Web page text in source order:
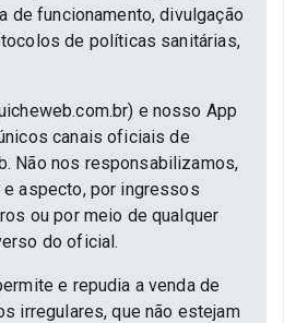
de funcionamento, divulgação
de políticas sanitárias,
e nosso App
canais oficiais de
Não nos responsabilizamos,
aspecto, por ingressos
ou por meio de qualquer
do oficial.
e repudia a venda de
irregulares, que não estejam